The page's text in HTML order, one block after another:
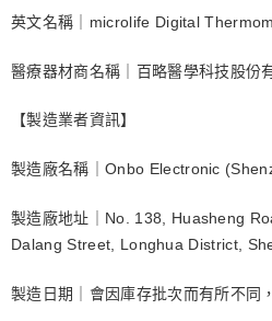
英文名稱｜microlife Digital
醫療器材商名稱｜百略醫學科技股份
【製造業者資訊】
製造廠名稱｜Onbo Electronic
製造廠地址｜No. 138, Huasheng
Dalang Street, Longhua District,
製造日期｜會因庫存批次而有所不同